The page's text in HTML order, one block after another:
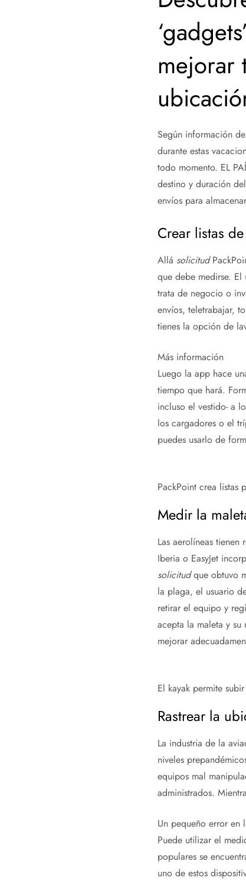
mejorar
Según información
durante estas
todo momento. EL
destino y duración
envíos para
Crear listas
Allá solicitud
que debe medirse.
trata de negocio o
envíos, teletrabajar,
tienes la opción de
Más información
Luego la app hace
tiempo que hará.
incluso el vestido- a
los cargadores o el
puedes usarlo de
PackPoint crea listas
Medir la
Las aerolíneas
Iberia o EasyJet
solicitudque obtuvo
la plaga, el usuario
retirar el equipo y
acepta la maleta y
mejorar
El kayak permite
Rastrear la
La industria de la
niveles
equipos mal
administrados.
Un pequeño error en
Puede utilizar el
populares se
uno de estos